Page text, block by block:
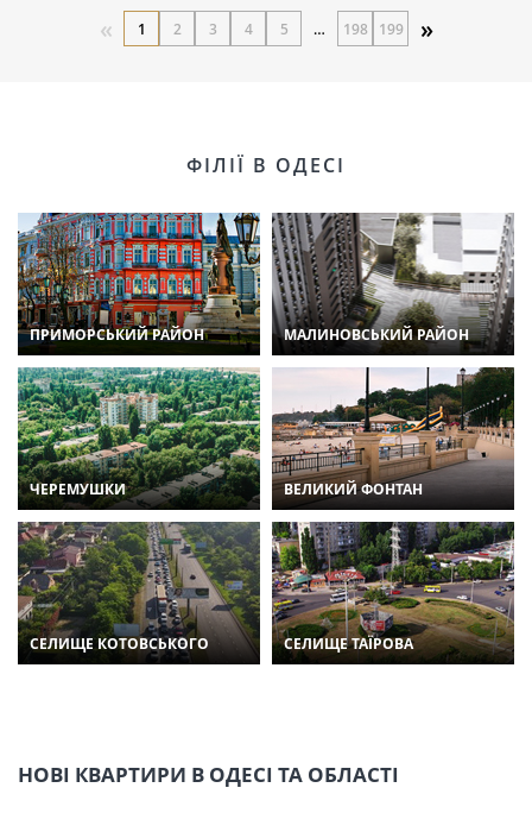
« 1 2 3 4 5 … 198 199 »
ФІЛІЇ В ОДЕСІ
ПРИМОРСЬКИЙ РАЙОН МАЛИНОВСЬКИЙ РАЙОН
ЧЕРЕМУШКИ ВЕЛИКИЙ ФОНТАН
СЕЛИЩЕ КОТОВСЬКОГО СЕЛИЩЕ ТАЇРОВА
НОВІ КВАРТИРИ В ОДЕСІ ТА ОБЛАСТІ